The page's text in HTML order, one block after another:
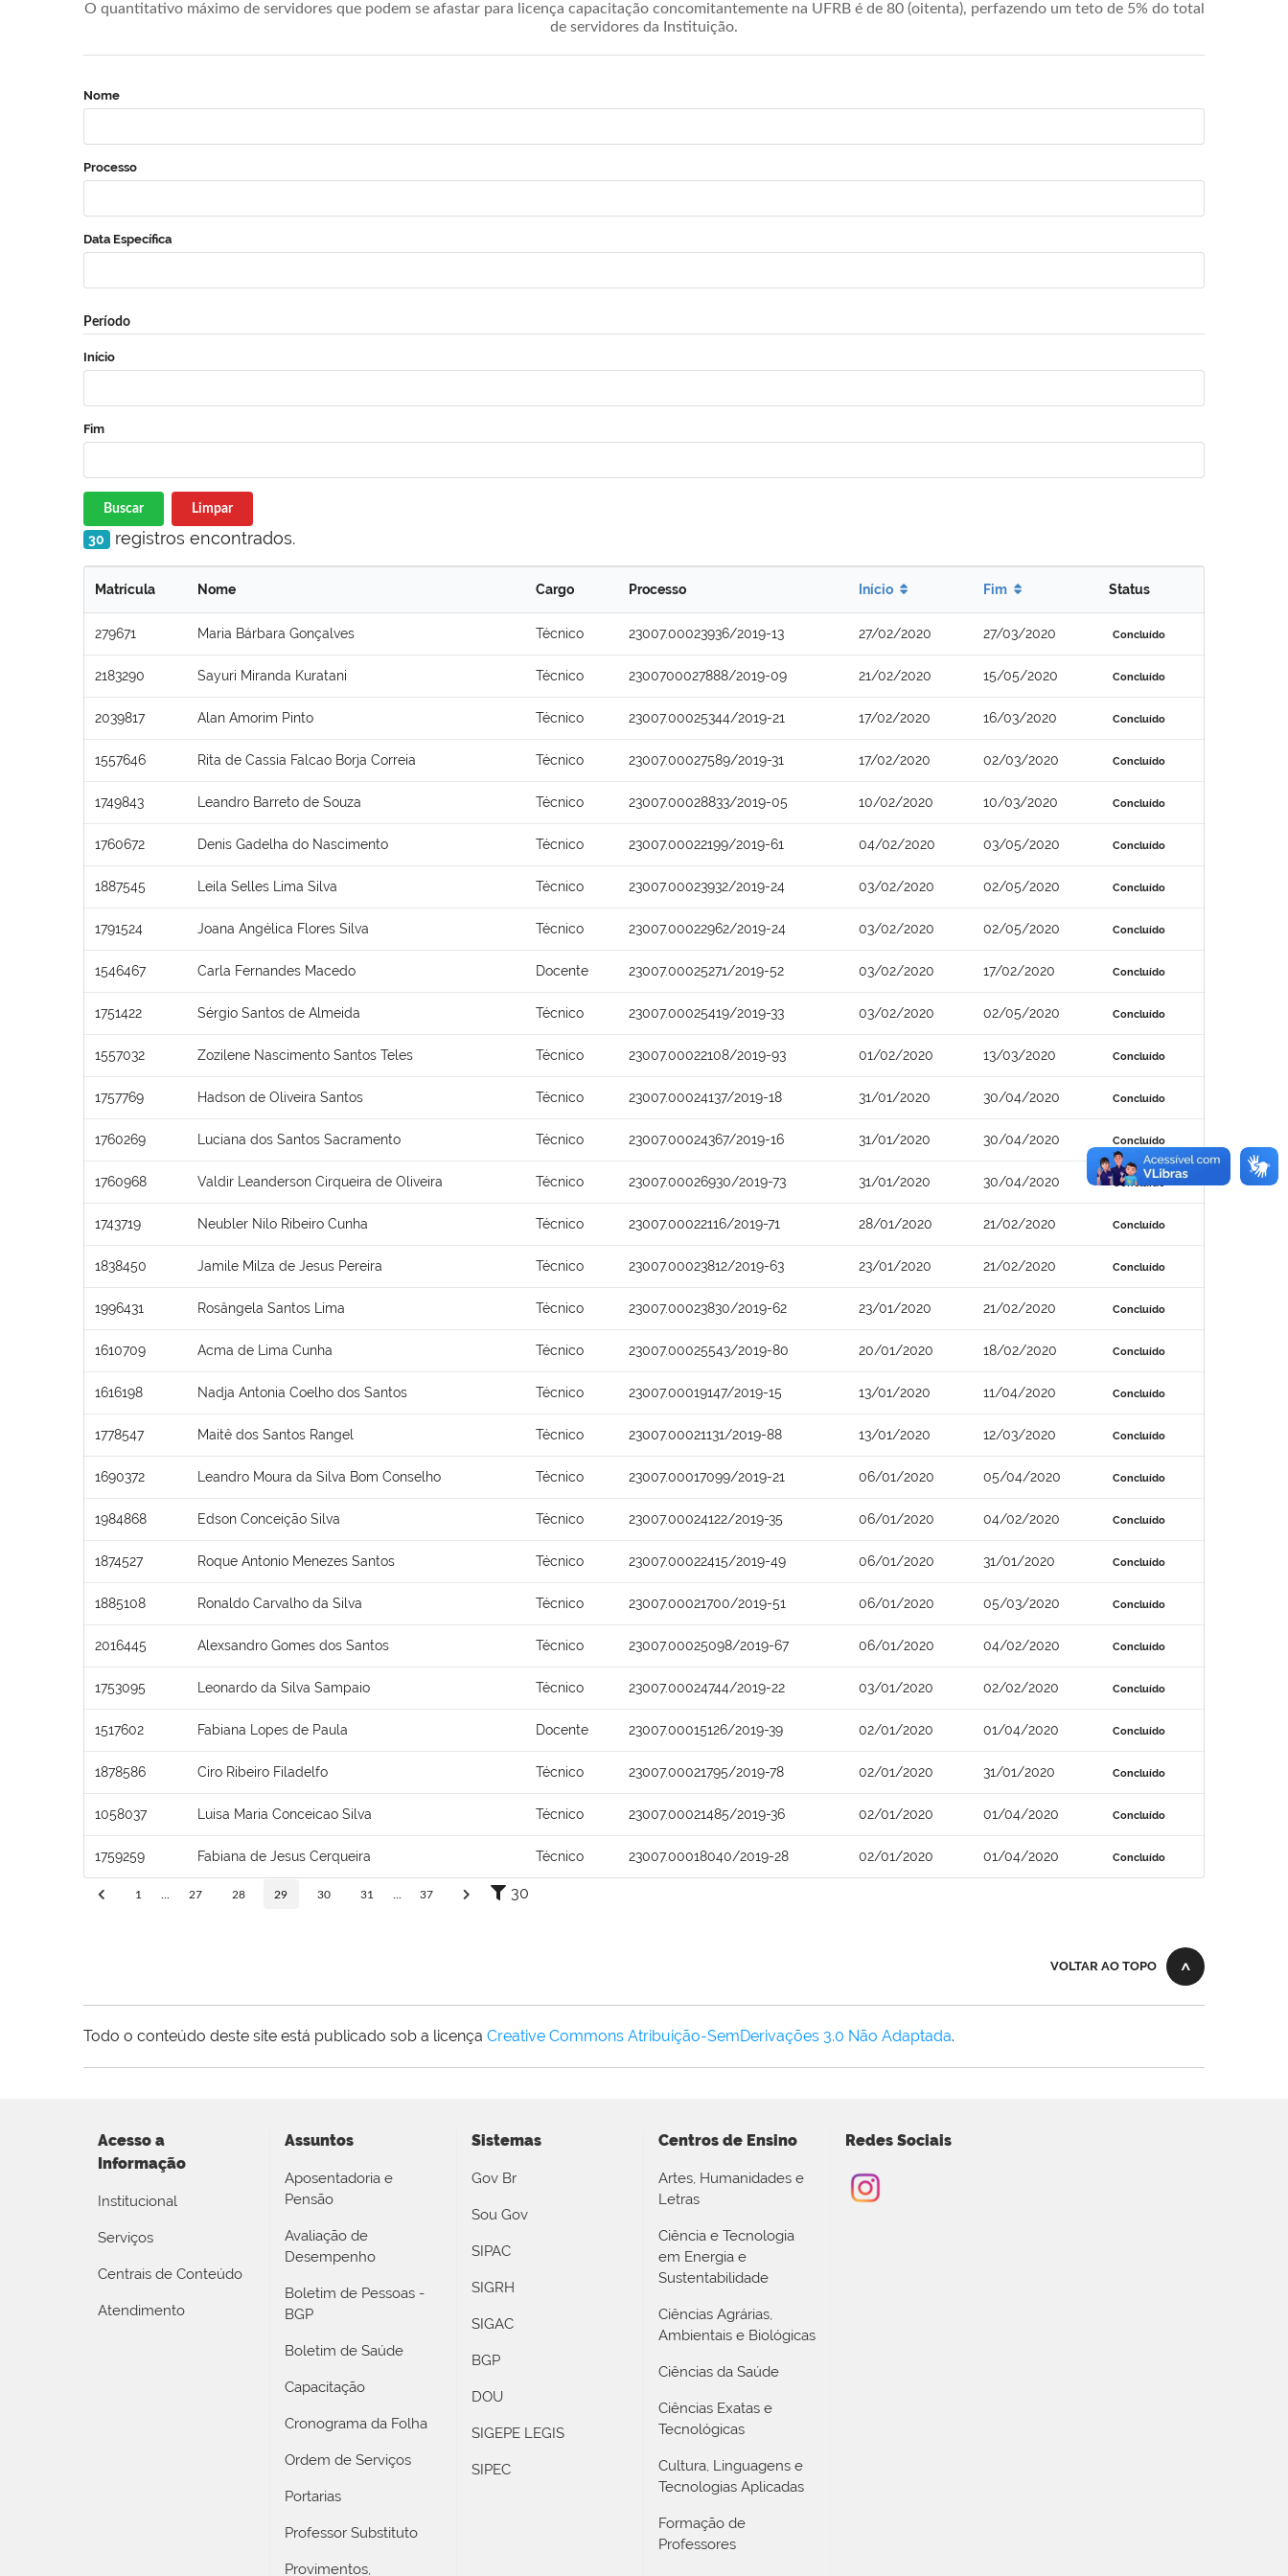
O quantitativo máximo de servidores que podem se afastar para licença capacitação concomitantemente na UFRB é de 80 (oitenta), perfazendo um teto de 5% do total
de servidores da Instituição.
Nome
Processo
Data Específica
Período
Início
Fim
Buscar Limpar
30 registros encontrados.
Matrícula Nome Cargo Processo Início Fim Status
279671 Maria Bárbara Gonçalves Técnico 23007.00023936/2019-13 27/02/2020 27/03/2020 Concluído
2183290 Sayuri Miranda Kuratani Técnico 2300700027888/2019-09 21/02/2020 15/05/2020 Concluído
2039817 Alan Amorim Pinto Técnico 23007.00025344/2019-21 17/02/2020 16/03/2020 Concluído
1557646 Rita de Cassia Falcao Borja Correia Técnico 23007.00027589/2019-31 17/02/2020 02/03/2020 Concluído
1749843 Leandro Barreto de Souza Técnico 23007.00028833/2019-05 10/02/2020 10/03/2020 Concluído
1760672 Denis Gadelha do Nascimento Técnico 23007.00022199/2019-61 04/02/2020 03/05/2020 Concluído
1887545 Leila Selles Lima Silva Técnico 23007.00023932/2019-24 03/02/2020 02/05/2020 Concluído
1791524 Joana Angélica Flores Silva Técnico 23007.00022962/2019-24 03/02/2020 02/05/2020 Concluído
1546467 Carla Fernandes Macedo Docente 23007.00025271/2019-52 03/02/2020 17/02/2020 Concluído
1751422 Sérgio Santos de Almeida Técnico 23007.00025419/2019-33 03/02/2020 02/05/2020 Concluído
1557032 Zozilene Nascimento Santos Teles Técnico 23007.00022108/2019-93 01/02/2020 13/03/2020 Concluído
1757769 Hadson de Oliveira Santos Técnico 23007.00024137/2019-18 31/01/2020 30/04/2020 Concluído
1760269 Luciana dos Santos Sacramento Técnico 23007.00024367/2019-16 31/01/2020 30/04/2020 Concluído
1760968 Valdir Leanderson Cirqueira de Oliveira Técnico 23007.00026930/2019-73 31/01/2020 30/04/2020 Concluído
1743719 Neubler Nilo Ribeiro Cunha Técnico 23007.00022116/2019-71 28/01/2020 21/02/2020 Concluído
1838450 Jamile Milza de Jesus Pereira Técnico 23007.00023812/2019-63 23/01/2020 21/02/2020 Concluído
1996431 Rosângela Santos Lima Técnico 23007.00023830/2019-62 23/01/2020 21/02/2020 Concluído
1610709 Acma de Lima Cunha Técnico 23007.00025543/2019-80 20/01/2020 18/02/2020 Concluído
1616198 Nadja Antonia Coelho dos Santos Técnico 23007.00019147/2019-15 13/01/2020 11/04/2020 Concluído
1778547 Maitê dos Santos Rangel Técnico 23007.00021131/2019-88 13/01/2020 12/03/2020 Concluído
1690372 Leandro Moura da Silva Bom Conselho Técnico 23007.00017099/2019-21 06/01/2020 05/04/2020 Concluído
1984868 Edson Conceição Silva Técnico 23007.00024122/2019-35 06/01/2020 04/02/2020 Concluído
1874527 Roque Antonio Menezes Santos Técnico 23007.00022415/2019-49 06/01/2020 31/01/2020 Concluído
1885108 Ronaldo Carvalho da Silva Técnico 23007.00021700/2019-51 06/01/2020 05/03/2020 Concluído
2016445 Alexsandro Gomes dos Santos Técnico 23007.00025098/2019-67 06/01/2020 04/02/2020 Concluído
1753095 Leonardo da Silva Sampaio Técnico 23007.00024744/2019-22 03/01/2020 02/02/2020 Concluído
1517602 Fabiana Lopes de Paula Docente 23007.00015126/2019-39 02/01/2020 01/04/2020 Concluído
1878586 Ciro Ribeiro Filadelfo Técnico 23007.00021795/2019-78 02/01/2020 31/01/2020 Concluído
1058037 Luisa Maria Conceicao Silva Técnico 23007.00021485/2019-36 02/01/2020 01/04/2020 Concluído
1759259 Fabiana de Jesus Cerqueira Técnico 23007.00018040/2019-28 02/01/2020 01/04/2020 Concluído
1 27 28 29 30 31 37 30
VOLTAR AO TOPO
Todo o conteúdo deste site está publicado sob a licença Creative Commons Atribuição-SemDerivações 3.0 Não Adaptada.
Acesso a
Informação
Institucional
Serviços
Centrais de Conteúdo
Atendimento
Assuntos
Aposentadoria e
Pensão
Avaliação de
Desempenho
Boletim de Pessoas -
BGP
Boletim de Saúde
Capacitação
Cronograma da Folha
Ordem de Serviços
Portarias
Professor Substituto
Provimentos,
Sistemas
Gov Br
Sou Gov
SIPAC
SIGRH
SIGAC
BGP
DOU
SIGEPE LEGIS
SIPEC
Centros de Ensino
Artes, Humanidades e
Letras
Ciência e Tecnologia
em Energia e
Sustentabilidade
Ciências Agrárias,
Ambientais e Biológicas
Ciências da Saúde
Ciências Exatas e
Tecnológicas
Cultura, Linguagens e
Tecnologias Aplicadas
Formação de
Professores
Redes Sociais